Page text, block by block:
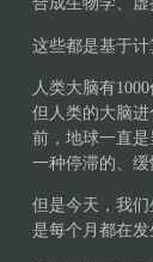
这些都是基于计
人类大脑有
但人类的大脑
前，地球一直
一种停滞的、缓
但是今天，我
是每个月都在发